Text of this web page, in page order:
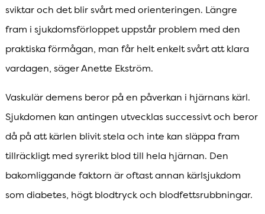
sviktar och det blir svårt med orienteringen. Längre
fram i sjukdomsförloppet uppstår problem med den
praktiska förmågan, man får helt enkelt svårt att klara
vardagen, säger Anette Ekström.
Vaskulär demens beror på en påverkan i hjärnans kärl.
Sjukdomen kan antingen utvecklas successivt och beror
då på att kärlen blivit stela och inte kan släppa fram
tillräckligt med syrerikt blod till hela hjärnan. Den
bakomliggande faktorn är oftast annan kärlsjukdom
som diabetes, högt blodtryck och blodfettsrubbningar.